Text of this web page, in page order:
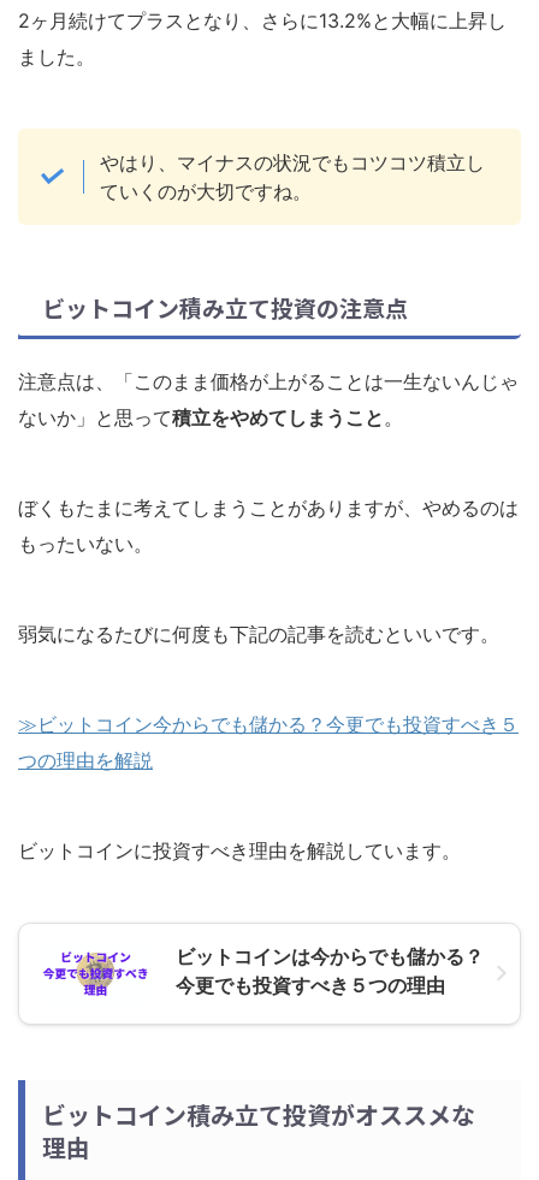
2ヶ月続けてプラスとなり、さらに13.2%と大幅に上昇し
ました。
やはり、マイナスの状況でもコツコツ積立し
ていくのが大切ですね。
ビットコイン積み立て投資の注意点
注意点は、「このまま価格が上がることは一生ないんじゃ
ないか」と思って積立をやめてしまうこと 。
ぼくもたまに考えてしまうことがありますが、やめるのは
もったいない。
弱気になるたびに何度も下記の記事を読むといいです。
≫ビットコイン今からでも儲かる？今更でも投資すべき５
つの理由を解説
ビットコインに投資すべき理由を解説しています。
ビットコインは今からでも儲かる？
今更でも投資すべき５つの理由
ビットコイン積み立て投資がオススメな
理由